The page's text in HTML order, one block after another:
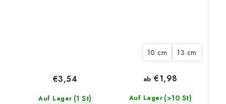
Auf Lager (1 St)
€3,54
10 cm 13 cm
Auf Lager (>10 St)
ab €1,98